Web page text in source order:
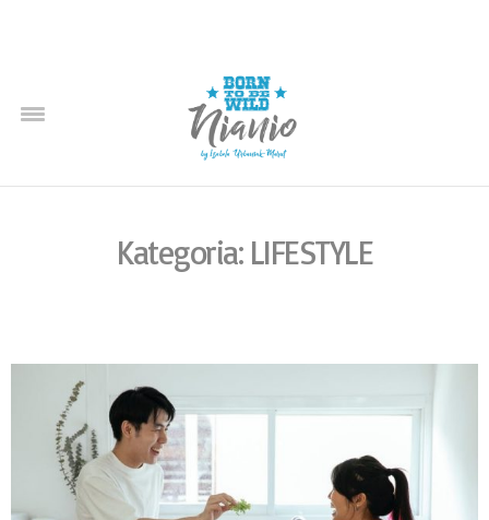
Kategoria: LIFESTYLE